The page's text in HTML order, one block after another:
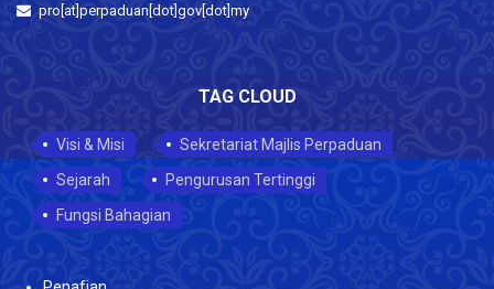
pro[at]perpaduan[dot]gov[dot]my
TAG CLOUD
Visi & Misi
Sekretariat Majlis Perpaduan
Sejarah
Pengurusan Tertinggi
Fungsi Bahagian